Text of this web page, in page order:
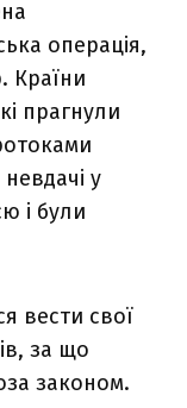
операція,
Країни
прагнули
у
і були
вести свої
за що
законом.